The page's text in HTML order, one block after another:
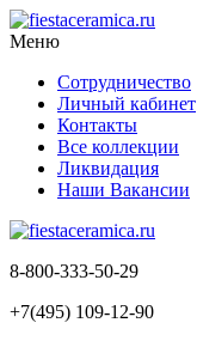
Меню
Сотрудничество
Личный кабинет
Контакты
Все коллекции
Ликвидация
Наши Вакансии
8-800-333-50-29
+7(495) 109-12-90